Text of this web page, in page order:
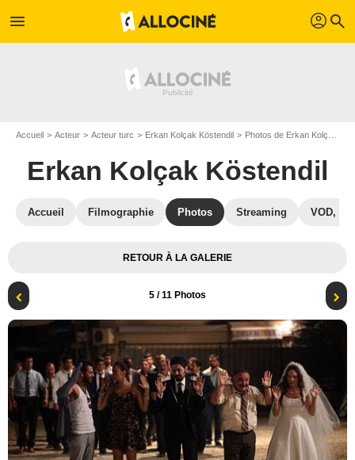
menu profil search
Accueil Acteur Acteur turc Erkan Kolçak Köstendil Photos de Erkan Kolçak Köstendil
Erkan Kolçak Köstendil
Accueil Filmographie Photos Streaming VOD,
RETOUR À LA GALERIE
5 / 11 Photos